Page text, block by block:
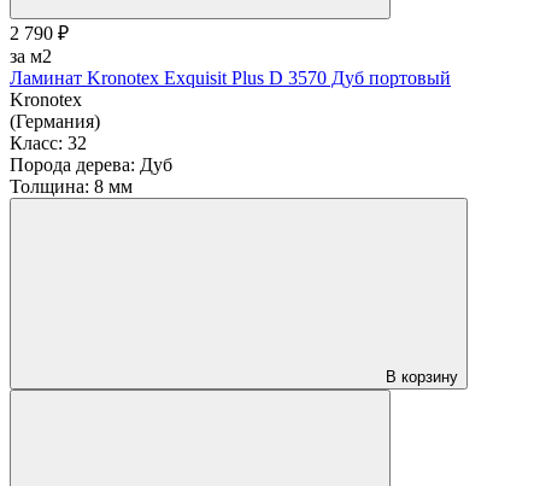
2 790 ₽
за м2
Ламинат Kronotex Exquisit Plus D 3570 Дуб портовый
Kronotex
(Германия)
Класс: 32
Порода дерева: Дуб
Толщина: 8 мм
В корзину